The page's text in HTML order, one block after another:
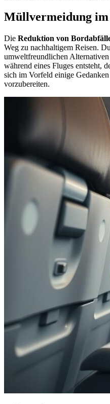
Müllvermeidung im
Die Reduktion von
Weg zu nachhaltigem Reisen.
umweltfreundlichen
während eines Fluges entsteht,
sich im Vorfeld einige
vorzubereiten.